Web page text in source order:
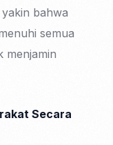
bahwa
semua
menjamin
Secara